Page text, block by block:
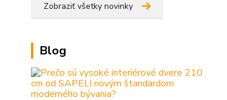
Zobraziť všetky novinky
Blog